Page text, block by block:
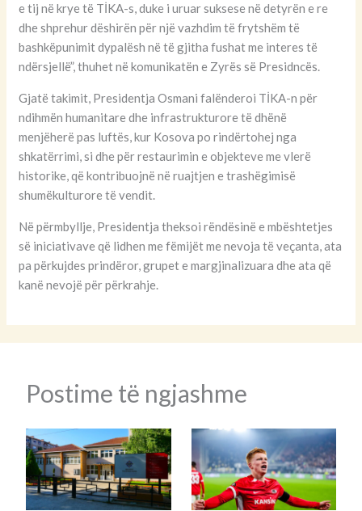
e tij në krye të TİKA-s, duke i uruar suksese në detyrën e re
dhe shprehur dëshirën për një vazhdim të frytshëm të
bashkëpunimit dypalësh në të gjitha fushat me interes të
ndërsjellë”, thuhet në komunikatën e Zyrës së Presidncës.
Gjatë takimit, Presidentja Osmani falënderoi TİKA-n për
ndihmën humanitare dhe infrastrukturore të dhënë
menjëherë pas luftës, kur Kosova po rindërtohej nga
shkatërrimi, si dhe për restaurimin e objekteve me vlerë
historike, që kontribuojnë në ruajtjen e trashëgimisë
shumëkulturore të vendit.
Në përmbyllje, Presidentja theksoi rëndësinë e mbështetjes
së iniciativave që lidhen me fëmijët me nevoja të veçanta, ata
pa përkujdes prindëror, grupet e margjinalizuara dhe ata që
kanë nevojë për përkrahje.
Postime të ngjashme